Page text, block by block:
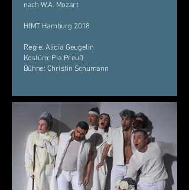
nach W.A. Mozart
HfMT Hamburg 2018
Regie: Alicia Geugelin
Kostüm: Pia Preuß
Bühne: Christin Schumann